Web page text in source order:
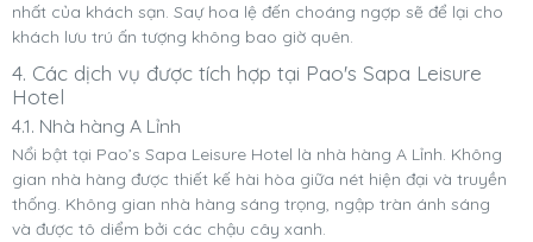
nhất của khách sạn. Saự hoa lệ đến choáng ngợp sẽ để lại cho
khách lưu trú ấn tượng không bao giờ quên.
4. Các dịch vụ được tích hợp tại Pao's Sapa Leisure
Hotel
4.1. Nhà hàng A Lỉnh
Nổi bật tại Pao’s Sapa Leisure Hotel là nhà hàng A Lỉnh. Không
gian nhà hàng được thiết kế hài hòa giữa nét hiện đại và truyền
thống. Không gian nhà hàng sáng trọng, ngập tràn ánh sáng
và được tô diểm bởi các chậu cây xanh.